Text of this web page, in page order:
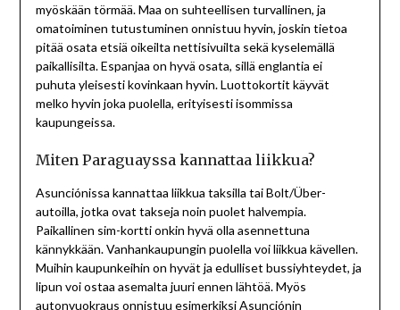
myöskään törmää. Maa on suhteellisen turvallinen, ja
omatoiminen tutustuminen onnistuu hyvin, joskin tietoa
pitää osata etsiä oikeilta nettisivuilta sekä kyselemällä
paikallisilta. Espanjaa on hyvä osata, sillä englantia ei
puhuta yleisesti kovinkaan hyvin. Luottokortit käyvät
melko hyvin joka puolella, erityisesti isommissa
kaupungeissa.
Miten Paraguayssa kannattaa liikkua?
Asunciónissa kannattaa liikkua taksilla tai Bolt/Über-
autoilla, jotka ovat takseja noin puolet halvempia.
Paikallinen sim-kortti onkin hyvä olla asennettuna
kännykkään. Vanhankaupungin puolella voi liikkua kävellen.
Muihin kaupunkeihin on hyvät ja edulliset bussiyhteydet, ja
lipun voi ostaa asemalta juuri ennen lähtöä. Myös
autonvuokraus onnistuu esimerkiksi Asunciónin